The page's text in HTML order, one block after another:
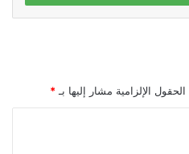
الحقول الإلزامية مشار إليها بـ *